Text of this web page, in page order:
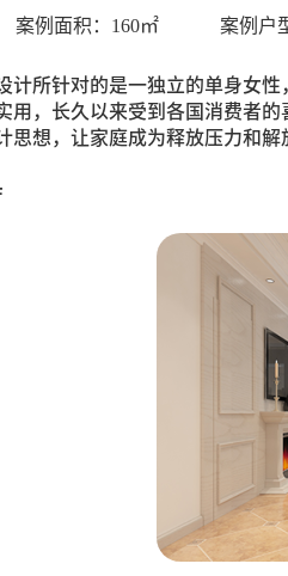
案例面积： 160㎡ 案例户
计所针对的是一独立的单身女
用，长久以来受到各国消费者
思想，让家庭成为释放压力和解